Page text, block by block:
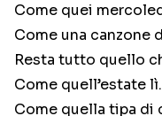
Come quei
Come una canzone
Resta tutto quello
Come quell’estate
Come quella tipa di